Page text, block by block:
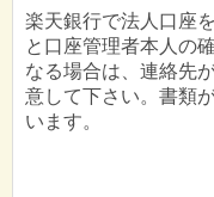
楽天銀行で法人口座
と口座管理者本人の
なる場合は、連絡先
意して下さい。書類
います。